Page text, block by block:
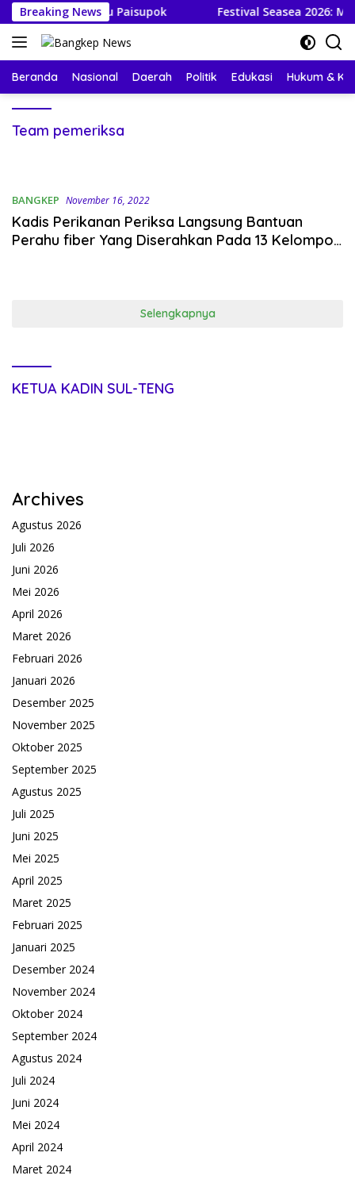
Langsung
ke
konten
Breaking News
dan Danau Paisupok Festival Seasea 2026:
Beranda Nasional Daerah Politik Edukasi Hukum &
Team pemeriksa
BANGKEP November 16, 2022
Kadis Perikanan Periksa Langsung Bantuan
Perahu fiber Yang Diserahkan Pada 13 Kelompok
Selengkapnya
KETUA KADIN SUL-TENG
Archives
Agustus 2026
Juli 2026
Juni 2026
Mei 2026
April 2026
Maret 2026
Februari 2026
Januari 2026
Desember 2025
November 2025
Oktober 2025
September 2025
Agustus 2025
Juli 2025
Juni 2025
Mei 2025
April 2025
Maret 2025
Februari 2025
Januari 2025
Desember 2024
November 2024
Oktober 2024
September 2024
Agustus 2024
Juli 2024
Juni 2024
Mei 2024
April 2024
Maret 2024